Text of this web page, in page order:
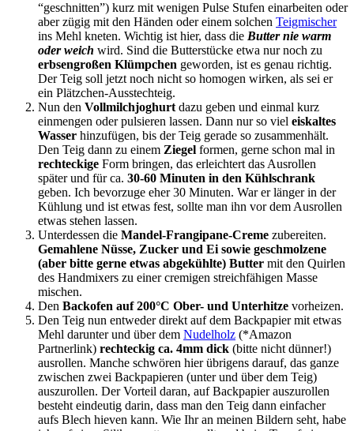
“geschnitten”) kurz mit wenigen Pulse Stufen einarbeiten oder
aber zügig mit den Händen oder einem solchen Teigmischer
ins Mehl kneten. Wichtig ist hier, dass die Butter nie warm
oder weich wird. Sind die Butterstücke etwa nur noch zu
erbsengroßen Klümpchen geworden, ist es genau richtig.
Der Teig soll jetzt noch nicht so homogen wirken, als sei er
ein Plätzchen-Ausstechteig.
Nun den Vollmilchjoghurt dazu geben und einmal kurz
einmengen oder pulsieren lassen. Dann nur so viel eiskaltes
Wasser hinzufügen, bis der Teig gerade so zusammenhält.
Den Teig dann zu einem Ziegel formen, gerne schon mal in
rechteckige Form bringen, das erleichtert das Ausrollen
später und für ca. 30-60 Minuten in den Kühlschrank
geben. Ich bevorzuge eher 30 Minuten. War er länger in der
Kühlung und ist etwas fest, sollte man ihn vor dem Ausrollen
etwas stehen lassen.
Unterdessen die Mandel-Frangipane-Creme zubereiten.
Gemahlene Nüsse, Zucker und Ei sowie geschmolzene
(aber bitte gerne etwas abgekühlte) Butter mit den Quirlen
des Handmixers zu einer cremigen streichfähigen Masse
mischen.
Den Backofen auf 200°C Ober- und Unterhitze vorheizen.
Den Teig nun entweder direkt auf dem Backpapier mit etwas
Mehl darunter und über dem Nudelholz (*Amazon
Partnerlink) rechteckig ca. 4mm dick (bitte nicht dünner!)
ausrollen. Manche schwören hier übrigens darauf, das ganze
zwischen zwei Backpapieren (unter und über dem Teig)
auszurollen. Der Vorteil daran, auf Backpapier auszurollen
besteht eindeutig darin, dass man den Teig dann einfacher
aufs Blech hieven kann. Wie Ihr an meinen Bildern seht, habe